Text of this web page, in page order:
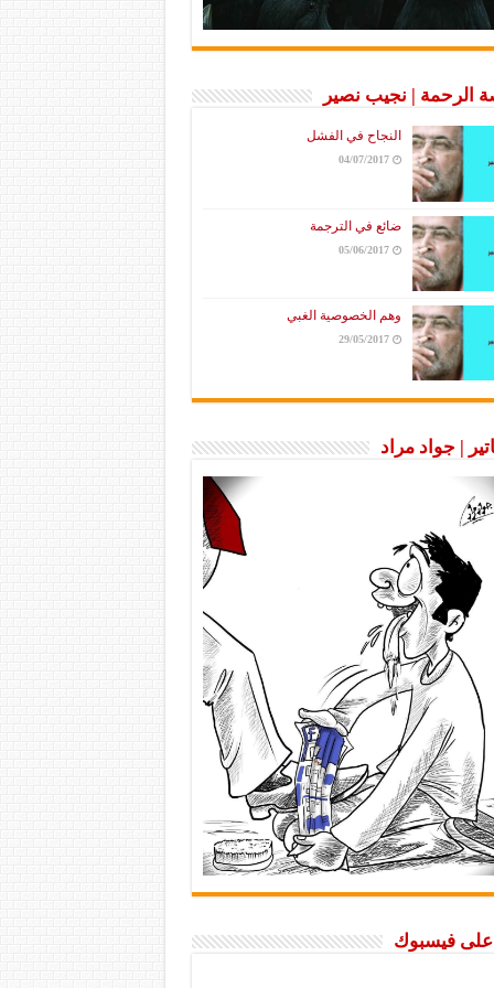
الرحمة | نجيب نصير
النجاح في الفشل
04/07/2017
ضائع في الترجمة
05/06/2017
وهم الخصوصية الغبي
29/05/2017
| جواد مراد
على فيسبوك